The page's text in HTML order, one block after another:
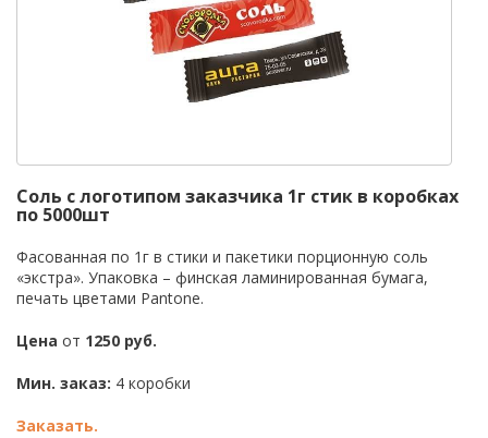
Соль с логотипом заказчика 1г стик в коробках
по 5000шт
Фасованная по 1г в стики и пакетики порционную соль
«экстра». Упаковка – финская ламинированная бумага,
печать цветами Pantone.
Цена от 1250 руб.
Мин. заказ: 4 коробки
Заказать.